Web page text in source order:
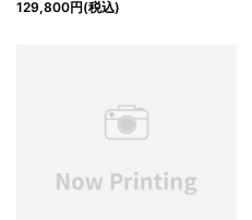
129,800円(税込)